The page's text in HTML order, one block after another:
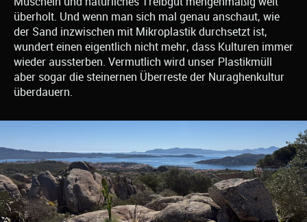
überholt. Und wenn man sich mal genau anschaut, wie
der Sand inzwischen mit Mikroplastik durchsetzt ist,
wundert einen eigentlich nicht mehr, dass Kulturen immer
wieder aussterben. Vermutlich wird unser Plastikmüll
aber sogar die steinernen Überreste der Nuraghenkultur
überdauern.